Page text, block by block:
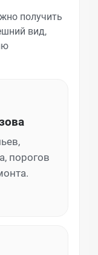
получить
вид,
порогов